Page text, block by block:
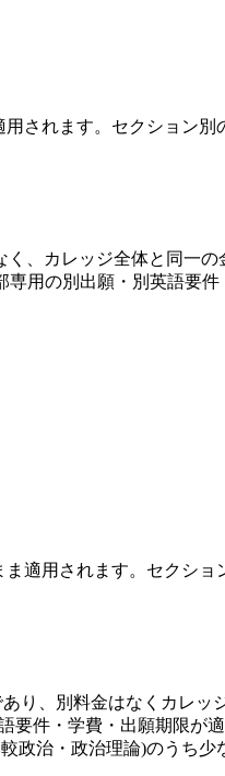
されます。セクション別
、カレッジ全体と同一の
用の別出願・別英語要件
適用されます。セクショ
り、別料金はなくカレッ
件・学費・出願期限が
治・政治理論)のうち少